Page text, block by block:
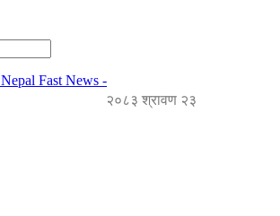
Nepal Fast News -
२०८३ श्रावण २३